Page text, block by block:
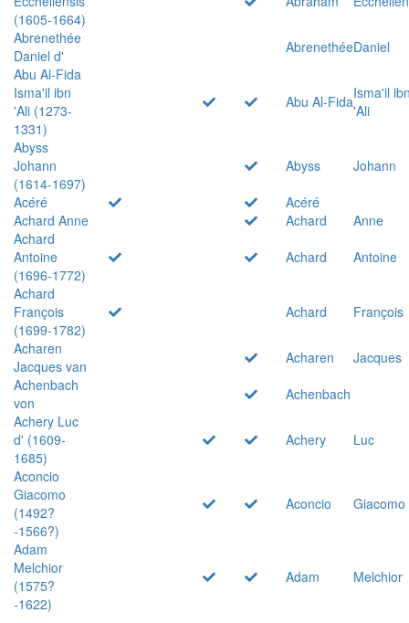
(1605-1664)
Abrenethée
Daniel d'
AbrenethéeDaniel
Abu Al-Fida
Isma'il ibn
'Ali (1273-
1331)
Abu Al-FidaIsma'il
'Ali
Abyss
Johann
(1614-1697)
Abyss
Johann
Acéré
Acéré
Achard Anne
Achard
Anne
Achard
Antoine
(1696-1772)
Achard
Antoine
Achard
François
(1699-1782)
Achard
François
Acharen
Jacques van
Acharen
Jacques
Achenbach
von
Achenbach
Achery Luc
d' (1609-
1685)
Achery
Luc
Aconcio
Giacomo
(1492?
-1566?)
Aconcio Giacomo
Adam
Melchior
(1575?
-1622)
Adam Melchior